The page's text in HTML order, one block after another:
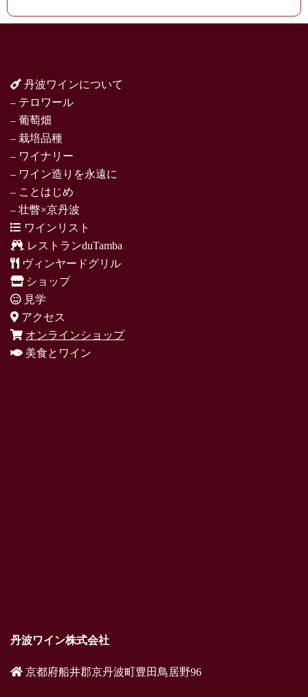
丹波ワインについて
– テロワール
– 葡萄畑
– 栽培品種
– ワイナリー
– ワイン造りを永遠に
– ことはじめ
– 壮瞥×京丹波
ワインリスト
レストランduTamba
ヴィンヤードグリル
ショップ
見学
アクセス
オンラインショップ
美食とワイン
丹波ワイン株式会社
京都府船井郡京丹波町豊田鳥居野96